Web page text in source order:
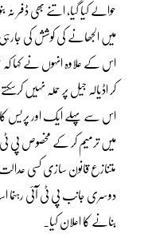
حوالے کیا گیا، اتنے بھی ڈفر نہ
میں الجھانے کی کوشش کی
اس کے علاوہ انہوں نے کہا کہ
کر اڈیالہ جیل پر حملہ نہیں
اس سے پہلے ایک اور پریس
میں ترمیم کر کے مخصوص پی
متنازع قانون سازی کسی
بنانے کا اعلان کیا۔